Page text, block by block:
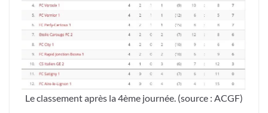
Le classement après la 4ème journée. (source : ACGF)